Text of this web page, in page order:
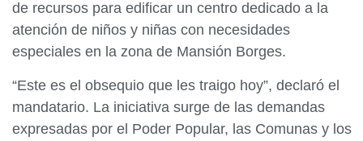
de recursos para edificar un centro dedicado a la
atención de niños y niñas con necesidades
especiales en la zona de Mansión Borges.
“Este es el obsequio que les traigo hoy”, declaró el
mandatario. La iniciativa surge de las demandas
expresadas por el Poder Popular, las Comunas y los